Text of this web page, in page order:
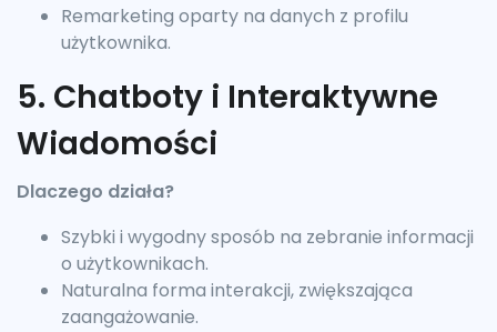
Remarketing oparty na danych z profilu
użytkownika.
5. Chatboty i Interaktywne
Wiadomości
Dlaczego działa?
Szybki i wygodny sposób na zebranie informacji
o użytkownikach.
Naturalna forma interakcji, zwiększająca
zaangażowanie.